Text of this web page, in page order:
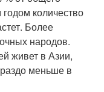
количество
Более
народов.
живет в Азии,
меньше в